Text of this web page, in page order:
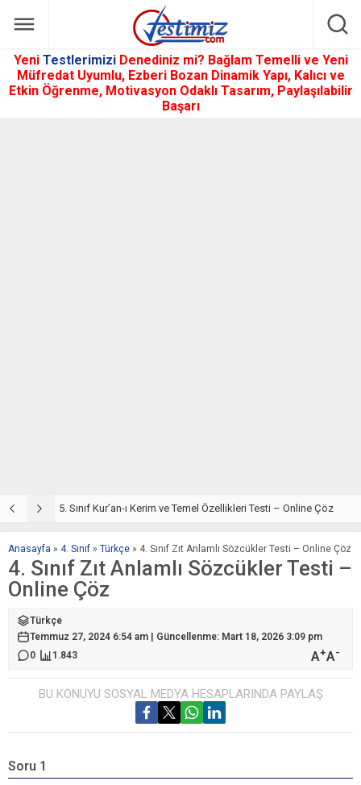
Yeni Testlerimizi Denediniz mi? Bağlam Temelli ve Yeni
Müfredat Uyumlu, Ezberi Bozan Dinamik Yapı, Kalıcı ve
Etkin Öğrenme, Motivasyon Odaklı Tasarım, Paylaşılabilir
Başarı
5. Sınıf Kur’an-ı Kerim ve Temel Özellikleri Testi – Online Çöz
Anasayfa » 4. Sınıf » Türkçe » 4. Sınıf Zıt Anlamlı Sözcükler Testi – Online Çöz
4. Sınıf Zıt Anlamlı Sözcükler Testi –
Online Çöz
Türkçe
Temmuz 27, 2024 6:54 am | Güncellenme: Mart 18, 2026 3:09 pm
0
1.843 A+A-
BU KONUYU SOSYAL MEDYA HESAPLARINDA PAYLAŞ
Soru 1